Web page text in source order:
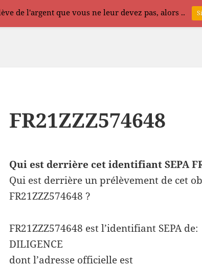
FR21ZZZ574648
Qui est derrière cet identifiant SEPA
Qui est derrière un prélèvement de cet
FR21ZZZ574648 ?
FR21ZZZ574648 est l’identifiant SEPA de:
DILIGENCE
dont l’adresse officielle est
de l'argent que vous ne leur devez pas, alors ..